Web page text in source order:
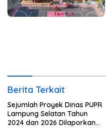
Berita Terkait
Sejumlah Proyek Dinas PUPR
Lampung Selatan Tahun
2024 dan 2026 Dilaporkan